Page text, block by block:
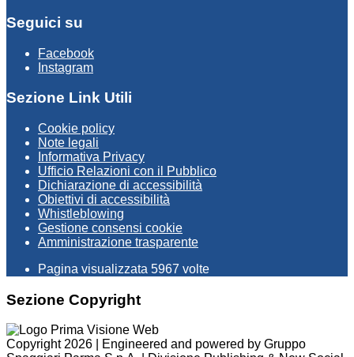
Seguici su
Facebook
Instagram
Sezione Link Utili
Cookie policy
Note legali
Informativa Privacy
Ufficio Relazioni con il Pubblico
Dichiarazione di accessibilità
Obiettivi di accessibilità
Whistleblowing
Gestione consensi cookie
Amministrazione trasparente
Pagina visualizzata 5967 volte
Sezione Copyright
Copyright 2026 | Engineered and powered by Gruppo